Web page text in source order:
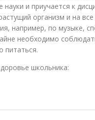
и приучается к
организм и на
например, по музыке,
необходимо
питаться.
школьника: